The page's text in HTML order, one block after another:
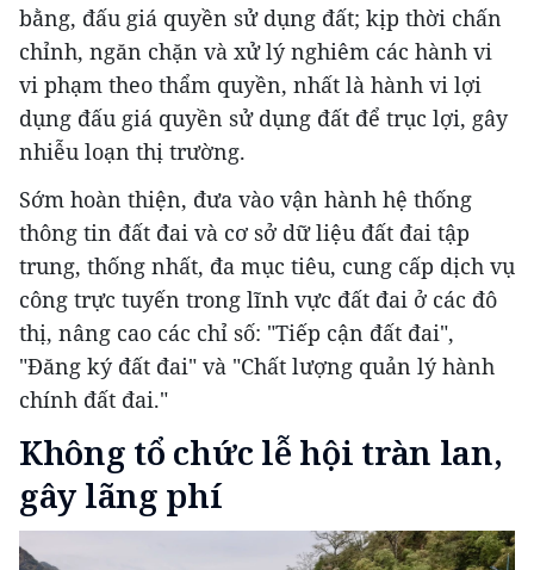
bằng, đấu giá quyền sử dụng đất; kịp thời chấn
chỉnh, ngăn chặn và xử lý nghiêm các hành vi
vi phạm theo thẩm quyền, nhất là hành vi lợi
dụng đấu giá quyền sử dụng đất để trục lợi, gây
nhiễu loạn thị trường.
Sớm hoàn thiện, đưa vào vận hành hệ thống
thông tin đất đai và cơ sở dữ liệu đất đai tập
trung, thống nhất, đa mục tiêu, cung cấp dịch vụ
công trực tuyến trong lĩnh vực đất đai ở các đô
thị, nâng cao các chỉ số: "Tiếp cận đất đai",
"Đăng ký đất đai" và "Chất lượng quản lý hành
chính đất đai."
Không tổ chức lễ hội tràn lan,
gây lãng phí